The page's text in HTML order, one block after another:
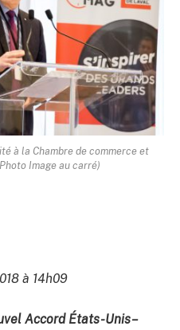
à la Chambre de commerce et
Image au carré)
à 14h09
Accord États-Unis–